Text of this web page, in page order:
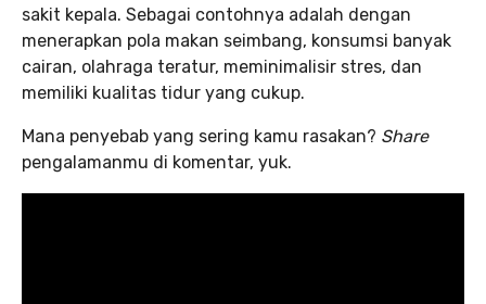
sakit kepala. Sebagai contohnya adalah dengan
menerapkan pola makan seimbang, konsumsi banyak
cairan, olahraga teratur, meminimalisir stres, dan
memiliki kualitas tidur yang cukup.
Mana penyebab yang sering kamu rasakan? Share
pengalamanmu di komentar, yuk.